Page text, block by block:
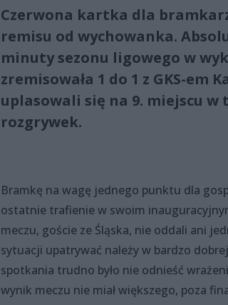
Czerwona kartka dla
remisu od wychowanka.
minuty sezonu ligowego w
zremisowała 1 do 1 z GKS-
uplasowali się na 9. miejscu
rozgrywek.
Bramkę na wagę jednego punktu dla
ostatnie trafienie w swoim
meczu, goście ze Śląska, nie oddali ani
sytuacji upatrywać należy w bardzo
spotkania trudno było nie odnieść
wynik meczu nie miał większego, poza